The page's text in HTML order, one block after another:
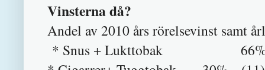
Vinsterna då?
Andel av 2010 års rörelsevinst samt
* Snus + Lukttobak 66% av